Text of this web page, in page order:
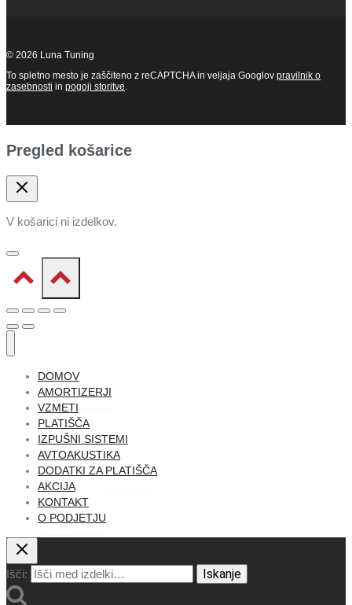
© 2026 Luna Tuning
To spletno mesto je zaščiteno z reCAPTCHA in veljaja Googlov pravilnik o
zasebnosti in pogoji storitve.
Pregled košarice
V košarici ni izdelkov.
DOMOV
AMORTIZERJI
VZMETI
PLATIŠČA
IZPUŠNI SISTEMI
AVTOAKUSTIKA
DODATKI ZA PLATIŠČA
AKCIJA
KONTAKT
O PODJETJU
Išči: Iskanje